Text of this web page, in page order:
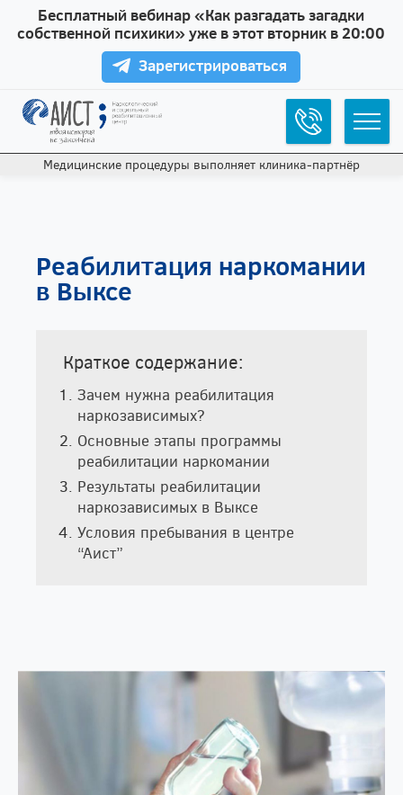
Бесплатный вебинар «Как разгадать загадки
собственной психики» уже в этот вторник в 20:00
Зарегистрироваться
Медицинские процедуры выполняет клиника‑партнёр
Реабилитация наркомании
в Выксе
Краткое содержание:
Зачем нужна реабилитация
наркозависимых?
Основные этапы программы
реабилитации наркомании
Результаты реабилитации
наркозависимых в Выксе
Условия пребывания в центре
“Аист”